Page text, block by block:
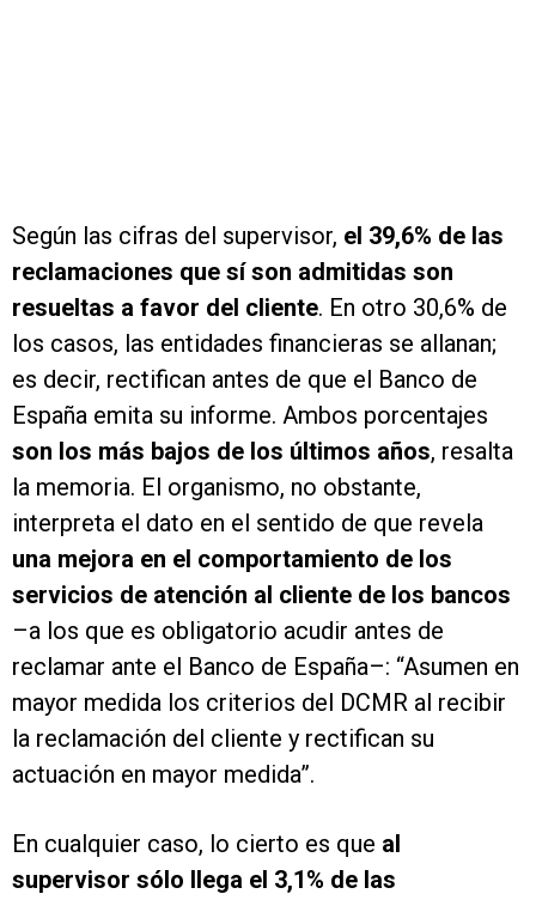
Según las cifras del supervisor, el 39,6% de las
reclamaciones que sí son admitidas son
resueltas a favor del cliente. En otro 30,6% de
los casos, las entidades financieras se allanan;
es decir, rectifican antes de que el Banco de
España emita su informe. Ambos porcentajes
son los más bajos de los últimos años, resalta
la memoria. El organismo, no obstante,
interpreta el dato en el sentido de que revela
una mejora en el comportamiento de los
servicios de atención al cliente de los bancos
–a los que es obligatorio acudir antes de
reclamar ante el Banco de España–: “Asumen en
mayor medida los criterios del DCMR al recibir
la reclamación del cliente y rectifican su
actuación en mayor medida”.
En cualquier caso, lo cierto es que al
supervisor sólo llega el 3,1% de las